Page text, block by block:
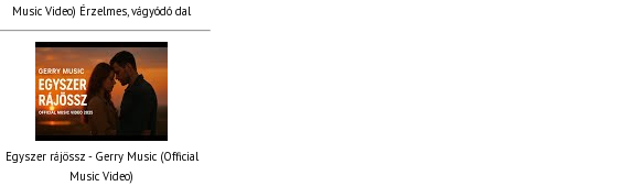
Music Video) Érzelmes, vágyódó dal
Egyszer rájössz - Gerry Music (Official
Music Video)